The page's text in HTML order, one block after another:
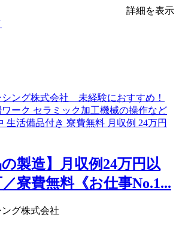
詳細を表示
の製造】月収例24万円以
寮費無料《お仕事No.1...
グ株式会社